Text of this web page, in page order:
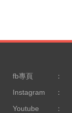
fb專頁 ：
Instagram
：
Youtube
：